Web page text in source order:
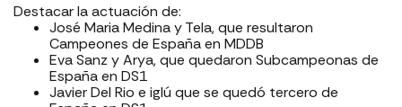
Destacar la actuación de:
José Maria Medina y Tela, que resultaron
Campeones de España en MDDB
Eva Sanz y Arya, que quedaron Subcampeonas de
España en DS1
Javier Del Rio e iglú que se quedó tercero de